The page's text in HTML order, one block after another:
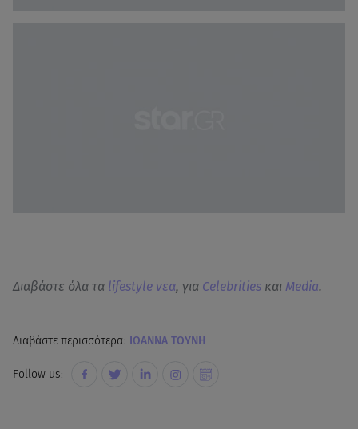
Διαβάστε όλα τα lifestyle νεα, για Celebrities και Media.
Διαβάστε περισσότερα: ΙΩΑΝΝΑ ΤΟΥΝΗ
Follow us: